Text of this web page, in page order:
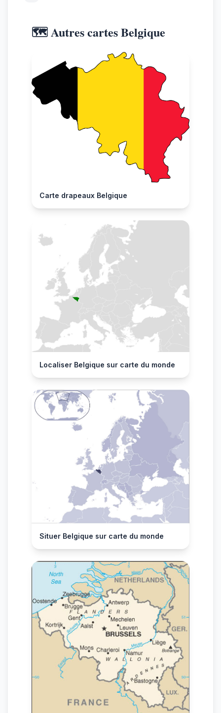
🗺️ Autres cartes Belgique
Carte drapeaux Belgique
Localiser Belgique sur carte du monde
Situer Belgique sur carte du monde